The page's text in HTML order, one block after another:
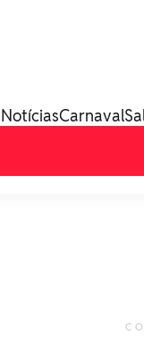
Carnaval